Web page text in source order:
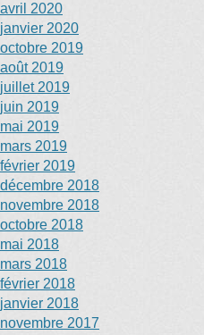
avril 2020
janvier 2020
octobre 2019
août 2019
juillet 2019
juin 2019
mai 2019
mars 2019
février 2019
décembre 2018
novembre 2018
octobre 2018
mai 2018
mars 2018
février 2018
janvier 2018
novembre 2017